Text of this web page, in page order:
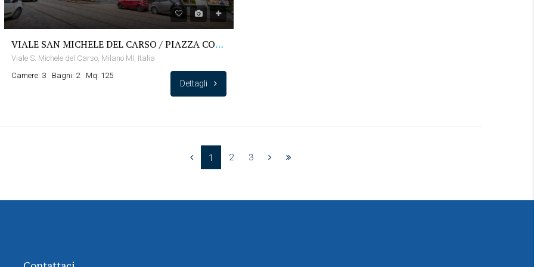
VIALE SAN MICHELE DEL CARSO / PIAZZA CONCILIAZIONE
Viale S. Michele del Carso, Milano MI, Italia
Camere: 3
Bagni: 2 Mq: 125
Dettagli
1 2 3